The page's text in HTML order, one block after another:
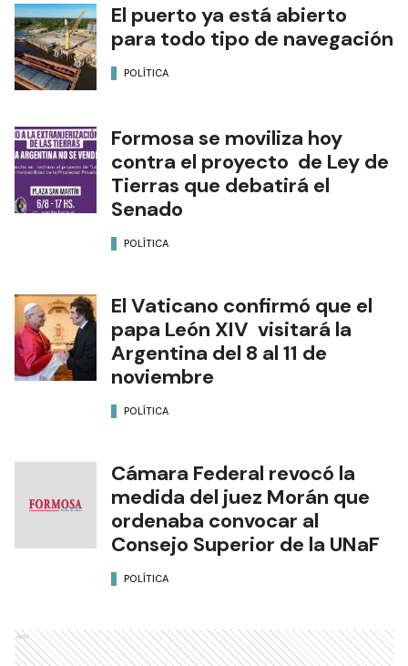
El puerto ya está abierto
para todo tipo de navegación
POLÍTICA
Formosa se moviliza hoy
contra el proyecto de Ley de
Tierras que debatirá el
Senado
POLÍTICA
El Vaticano confirmó que el
papa León XIV visitará la
Argentina del 8 al 11 de
noviembre
POLÍTICA
Cámara Federal revocó la
medida del juez Morán que
ordenaba convocar al
Consejo Superior de la UNaF
POLÍTICA
Ads